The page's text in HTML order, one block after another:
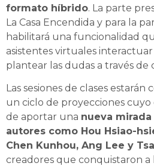
formato híbrido. La parte
La Casa Encendida y para la
habilitará una funcionalidad
asistentes virtuales
plantear las dudas a través de
Las sesiones de clases
un ciclo de proyecciones cuyo
de aportar una nueva
autores como Hou Hsiao-
Chen Kunhou, Ang Lee y
creadores que conquistaron a